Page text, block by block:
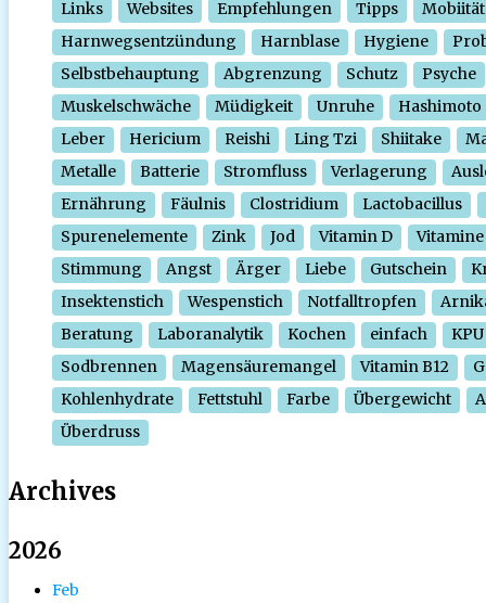
Links
Websites Empfehlungen Tipps
Mobiität
Harnwegsentzündung
Harnblase Hygiene
Selbstbehauptung
Abgrenzung Schutz
Psyche
Muskelschwäche
Müdigkeit Unruhe
Hashimoto
Leber
Hericium Reishi Ling Tzi Shiitake
Metalle
Batterie Stromfluss Verlagerung
Ernährung
Fäulnis Clostridium
Lactobacillus
Spurenelemente
Zink Jod Vitamin D
Vitamine
Stimmung
Angst Ärger Liebe Gutschein
Insektenstich
Wespenstich Notfalltropfen
Beratung
Laboranalytik Kochen einfach
KPU
Sodbrennen
Magensäuremangel Vitamin B12
Kohlenhydrate
Fettstuhl Farbe Übergewicht
Überdruss
Archives
2026
Feb